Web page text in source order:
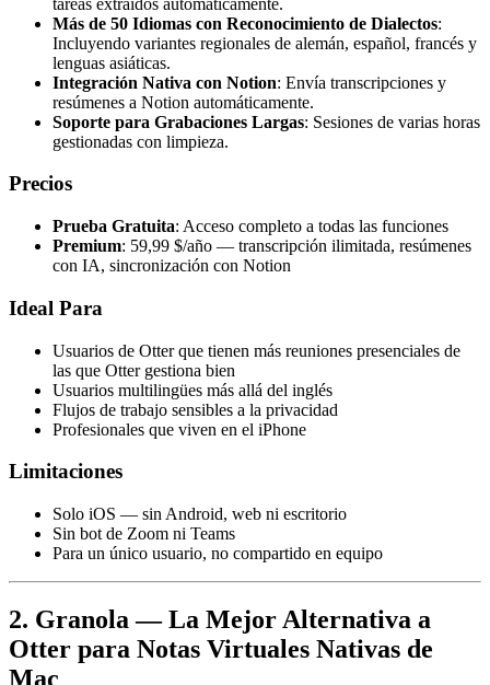
Más de 50 Idiomas con Reconocimiento de Dialectos:
Incluyendo variantes regionales de alemán, español, francés y
lenguas asiáticas.
Integración Nativa con Notion: Envía transcripciones y
resúmenes a Notion automáticamente.
Soporte para Grabaciones Largas: Sesiones de varias horas
gestionadas con limpieza.
Precios
Prueba Gratuita: Acceso completo a todas las funciones
Premium: 59,99 $/año — transcripción ilimitada, resúmenes
con IA, sincronización con Notion
Ideal Para
Usuarios de Otter que tienen más reuniones presenciales de
las que Otter gestiona bien
Usuarios multilingües más allá del inglés
Flujos de trabajo sensibles a la privacidad
Profesionales que viven en el iPhone
Limitaciones
Solo iOS — sin Android, web ni escritorio
Sin bot de Zoom ni Teams
Para un único usuario, no compartido en equipo
2. Granola — La Mejor Alternativa a
Otter para Notas Virtuales Nativas de
Mac